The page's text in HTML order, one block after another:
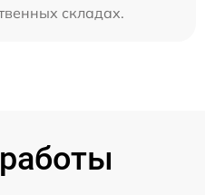
складах.